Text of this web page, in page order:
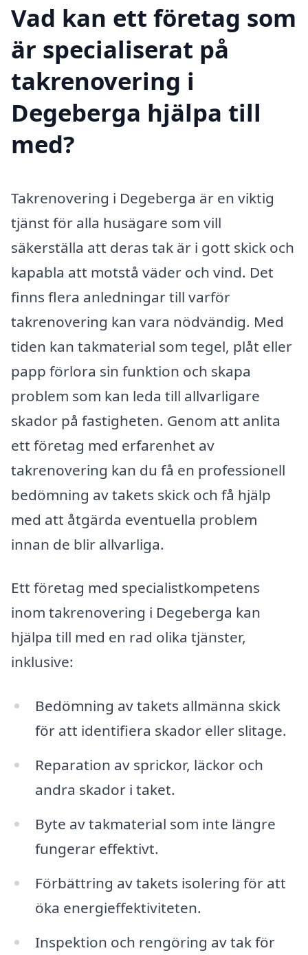
Vad kan ett företag som
är specialiserat på
takrenovering i
Degeberga hjälpa till
med?
Takrenovering i Degeberga är en viktig
tjänst för alla husägare som vill
säkerställa att deras tak är i gott skick och
kapabla att motstå väder och vind. Det
finns flera anledningar till varför
takrenovering kan vara nödvändig. Med
tiden kan takmaterial som tegel, plåt eller
papp förlora sin funktion och skapa
problem som kan leda till allvarligare
skador på fastigheten. Genom att anlita
ett företag med erfarenhet av
takrenovering kan du få en professionell
bedömning av takets skick och få hjälp
med att åtgärda eventuella problem
innan de blir allvarliga.
Ett företag med specialistkompetens
inom takrenovering i Degeberga kan
hjälpa till med en rad olika tjänster,
inklusive:
Bedömning av takets allmänna skick
för att identifiera skador eller slitage.
Reparation av sprickor, läckor och
andra skador i taket.
Byte av takmaterial som inte längre
fungerar effektivt.
Förbättring av takets isolering för att
öka energieffektiviteten.
Inspektion och rengöring av tak för